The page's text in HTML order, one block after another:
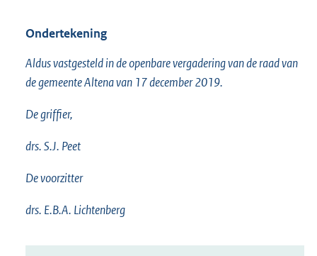
Ondertekening
Aldus vastgesteld in de openbare vergadering van de raad van
de gemeente Altena van 17 december 2019.
De griffier,
drs. S.J. Peet
De voorzitter
drs. E.B.A. Lichtenberg